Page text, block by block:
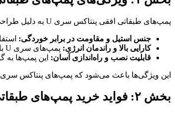
پمپ‌های طبقاتی افقی پنتاکس سری U به دلیل طراحی و ساختار منحصر به فرد خود، توانسته‌اند توجه بسیاری از صنایع را به خود جلب کنند. مهم‌ترین ویژگی‌های این پمپ‌ها عبارتند از:
جنس استیل و مقاومت در برابر خوردگی:
کارایی بالا و راندمان انرژی: پمپ‌های سری U با طراحی مهندسی دقیق، بازدهی انرژی بالایی ارائه می‌دهند که هزینه‌های عملیاتی را کاهش می‌دهد.
قابلیت نصب و راه‌اندازی آسان: این پمپ‌ها به
این ویژگی‌ها باعث می‌شود که پمپ‌های پنتاکس سری U با نیازهای مختلف صنایع به خوبی تطبیق پیدا کنند، از آب‌رسانی خانگی تا پروژه‌های بزرگ صنعتی.
بخش ۲: فواید خرید پمپ‌های طبقاتی استیل پنتاکس سری U